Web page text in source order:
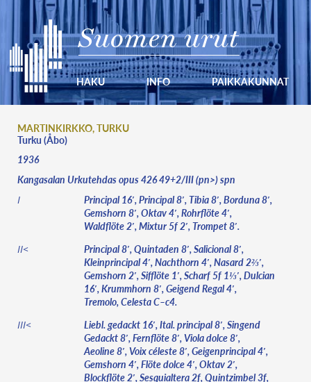
Suomen urut
HAKU INFO PAIKKAKUNNAT
MARTINKIRKKO, TURKU
Turku (Åbo)
1936
Kangasalan Urkutehdas opus 426 49+2/III (pn>) spn
I
Principal 16′, Principal 8′, Tibia 8′, Borduna 8′,
Gemshorn 8′, Oktav 4′, Rohrflöte 4′,
Waldflöte 2′, Mixtur 5f 2′, Trompet 8′.
II<
Principal 8′, Quintaden 8′, Salicional 8′,
Kleinprincipal 4′, Nachthorn 4′, Nasard 2⅔′,
Gemshorn 2′, Sifflöte 1′, Scharf 5f 1⅓′, Dulcian
16′, Krummhorn 8′, Geigend Regal 4′,
Tremolo, Celesta C–c4.
III<
Liebl. gedackt 16′, Ital. principal 8′, Singend
Gedackt 8′, Fernflöte 8′, Viola dolce 8′,
Aeoline 8′, Voix céleste 8′, Geigenprincipal 4′,
Gemshorn 4′, Flöte dolce 4′, Oktav 2′,
Blockflöte 2′, Sesquialtera 2f, Quintzimbel 3f,